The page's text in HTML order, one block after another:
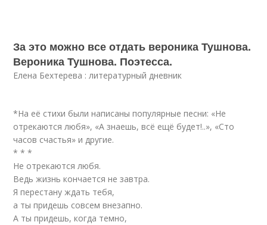
За это можно все отдать вероника Тушнова.
Вероника Тушнова. Поэтесса.
Елена Бехтерева : литературный дневник
*На её стихи были написаны популярные песни: «Не
отрекаются любя», «А знаешь, всё ещё будет!..», «Сто
часов счастья» и другие.
* * *
Не отрекаются любя.
Ведь жизнь кончается не завтра.
Я перестану ждать тебя,
а ты придешь совсем внезапно.
А ты придешь, когда темно,